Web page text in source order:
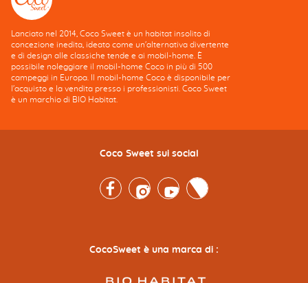
Lanciato nel 2014, Coco Sweet è un habitat insolito di
concezione inedita, ideato come un'alternativa divertente
e di design alle classiche tende e ai mobil-home. È
possibile noleggiare il mobil-home Coco in più di 500
campeggi in Europa. Il mobil-home Coco è disponibile per
l'acquisto e la vendita presso i professionisti. Coco Sweet
è un marchio di BIO Habitat.
Coco Sweet sui social
FacebookInstagramYoutubeTwitter
CocoSweet è una marca di :